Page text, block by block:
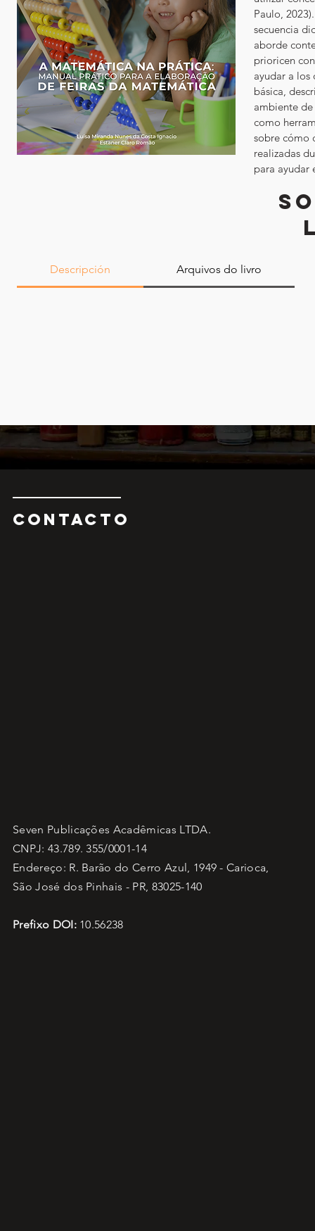
Paulo,
secuencia
aborde
prioricen
ayudar a
básica,
ambiente
como
sobre cómo
realizadas
para ayudar
Descripción Arquivos do livro
CONTAcTO
Seven Publicações Acadêmicas LTDA.
CNPJ: 43.789. 355/0001-14
Endereço: R. Barão do Cerro Azul, 1949 - Carioca,
São José dos Pinhais - PR, 83025-140
Prefixo DOI:10.56238